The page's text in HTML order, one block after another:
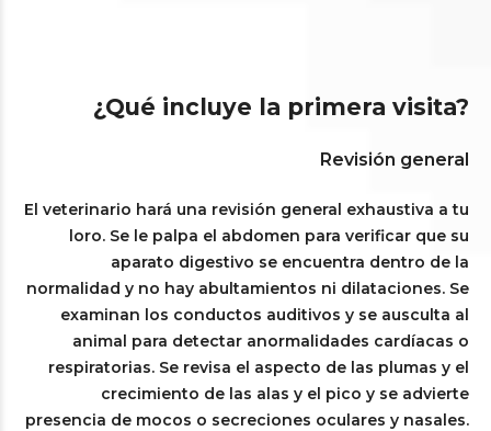
¿Qué incluye la primera visita?
Revisión general
El veterinario hará una revisión general exhaustiva a tu
loro. Se le palpa el abdomen para verificar que su
aparato digestivo se encuentra dentro de la
normalidad y no hay abultamientos ni dilataciones. Se
examinan los conductos auditivos y se ausculta al
animal para detectar anormalidades cardíacas o
respiratorias. Se revisa el aspecto de las plumas y el
crecimiento de las alas y el pico y se advierte
presencia de mocos o secreciones oculares y nasales.